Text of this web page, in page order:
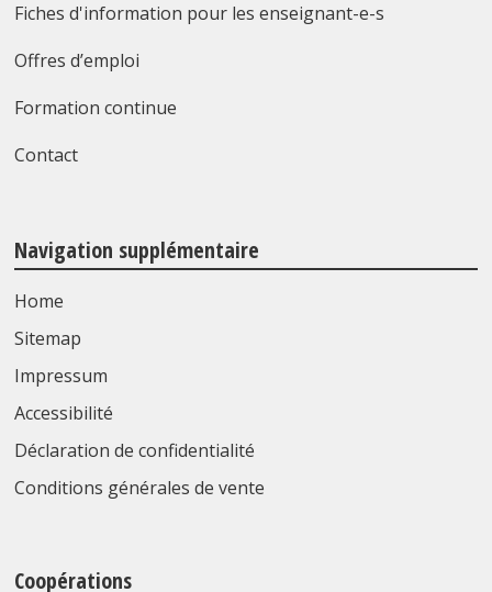
Fiches d'information pour les enseignant-e-s
Offres d’emploi
Formation continue
Contact
Navigation supplémentaire
Home
Sitemap
Impressum
Accessibilité
Déclaration de confidentialité
Conditions générales de vente
Coopérations